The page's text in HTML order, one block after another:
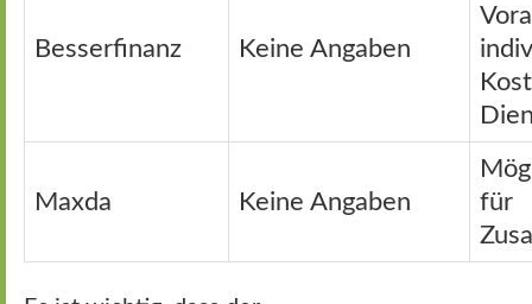
Besserfinanz Keine Angaben
Maxda Keine Angaben
für